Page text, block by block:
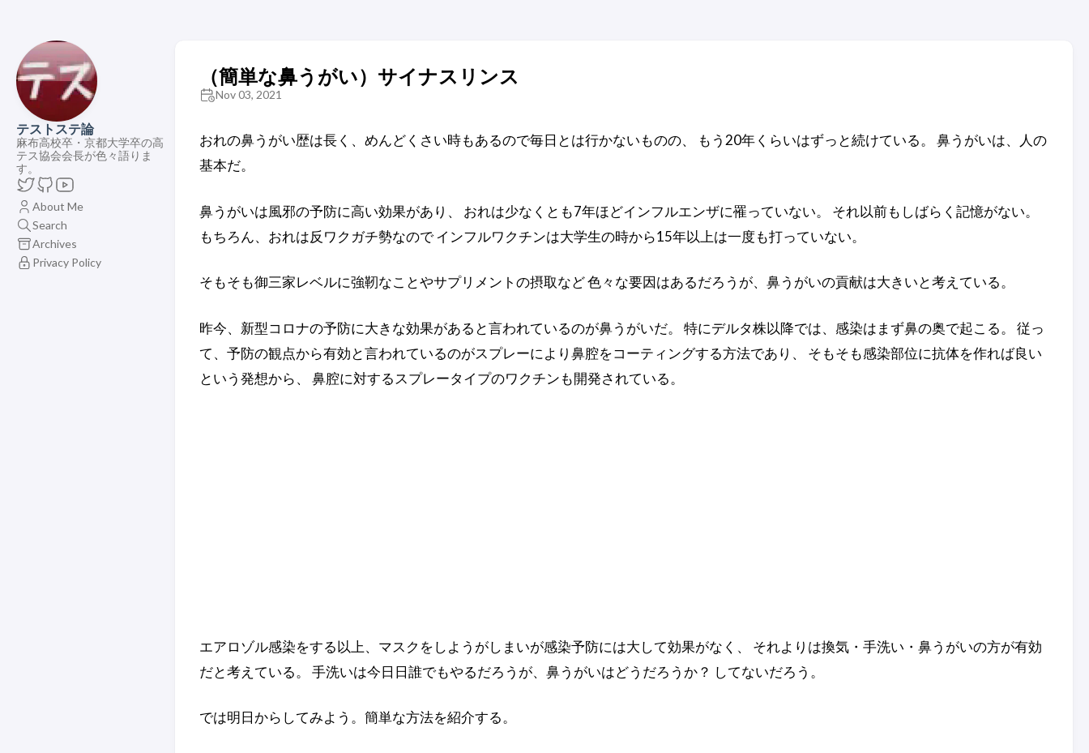
テストステ論
麻布高校卒・京都大学卒の高
テス協会会長が色々語りま
す。
About Me
Search
Archives
Privacy Policy
（簡単な鼻うがい）サイナスリンス
Nov 03, 2021
おれの鼻うがい歴は長く、めんどくさい時もあるので毎日とは行かないものの、 もう20年くらいはずっと続けている。 鼻うがいは、人の
基本だ。
鼻うがいは風邪の予防に高い効果があり、 おれは少なくとも7年ほどインフルエンザに罹っていない。 それ以前もしばらく記憶がない。
もちろん、おれは反ワクガチ勢なので インフルワクチンは大学生の時から15年以上は一度も打っていない。
そもそも御三家レベルに強靭なことやサプリメントの摂取など 色々な要因はあるだろうが、鼻うがいの貢献は大きいと考えている。
昨今、新型コロナの予防に大きな効果があると言われているのが鼻うがいだ。 特にデルタ株以降では、感染はまず鼻の奥で起こる。 従っ
て、予防の観点から有効と言われているのがスプレーにより鼻腔をコーティングする方法であり、 そもそも感染部位に抗体を作れば良い
という発想から、 鼻腔に対するスプレータイプのワクチンも開発されている。
エアロゾル感染をする以上、マスクをしようがしまいが感染予防には大して効果がなく、 それよりは換気・手洗い・鼻うがいの方が有効
だと考えている。 手洗いは今日日誰でもやるだろうが、鼻うがいはどうだろうか？ してないだろう。
では明日からしてみよう。簡単な方法を紹介する。